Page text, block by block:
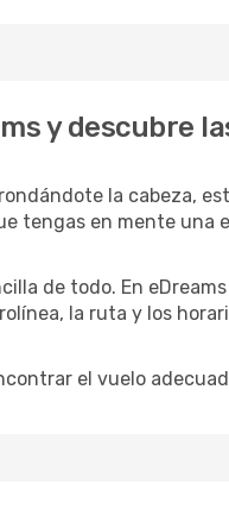
y descubre
la cabeza,
tengas en mente una
de todo. En
la ruta y los
el vuelo